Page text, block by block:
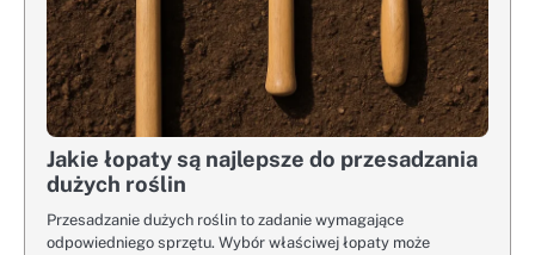
Jakie łopaty są najlepsze do przesadzania
dużych roślin
Przesadzanie dużych roślin to zadanie wymagające
odpowiedniego sprzętu. Wybór właściwej łopaty może